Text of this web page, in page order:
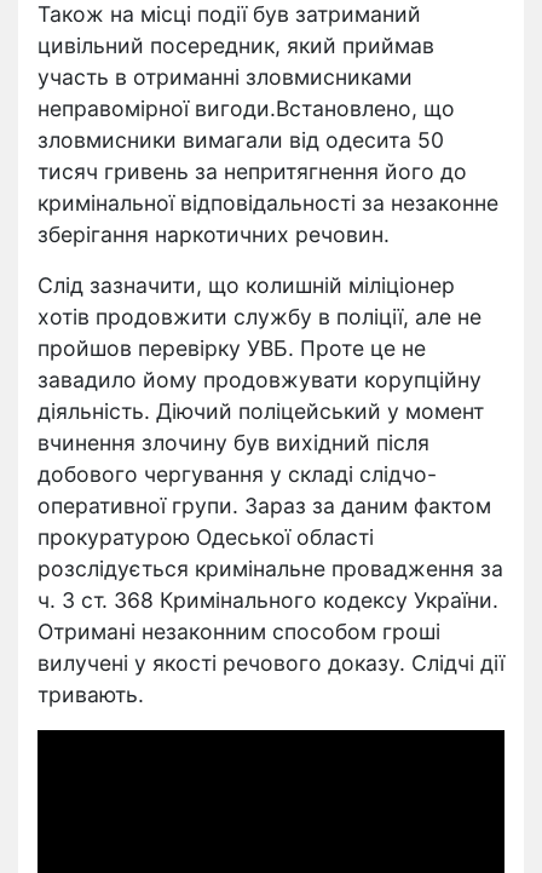
Також на місці події був затриманий
цивільний посередник, який приймав
участь в отриманні зловмисниками
неправомірної вигоди.Встановлено, що
зловмисники вимагали від одесита 50
тисяч гривень за непритягнення його до
кримінальної відповідальності за незаконне
зберігання наркотичних речовин.
Слід зазначити, що колишній міліціонер
хотів продовжити службу в поліції, але не
пройшов перевірку УВБ. Проте це не
завадило йому продовжувати корупційну
діяльність. Діючий поліцейський у момент
вчинення злочину був вихідний після
добового чергування у складі слідчо-
оперативної групи. Зараз за даним фактом
прокуратурою Одеської області
розслідується кримінальне провадження за
ч. 3 ст. 368 Кримінального кодексу України.
Отримані незаконним способом гроші
вилучені у якості речового доказу. Слідчі дії
тривають.